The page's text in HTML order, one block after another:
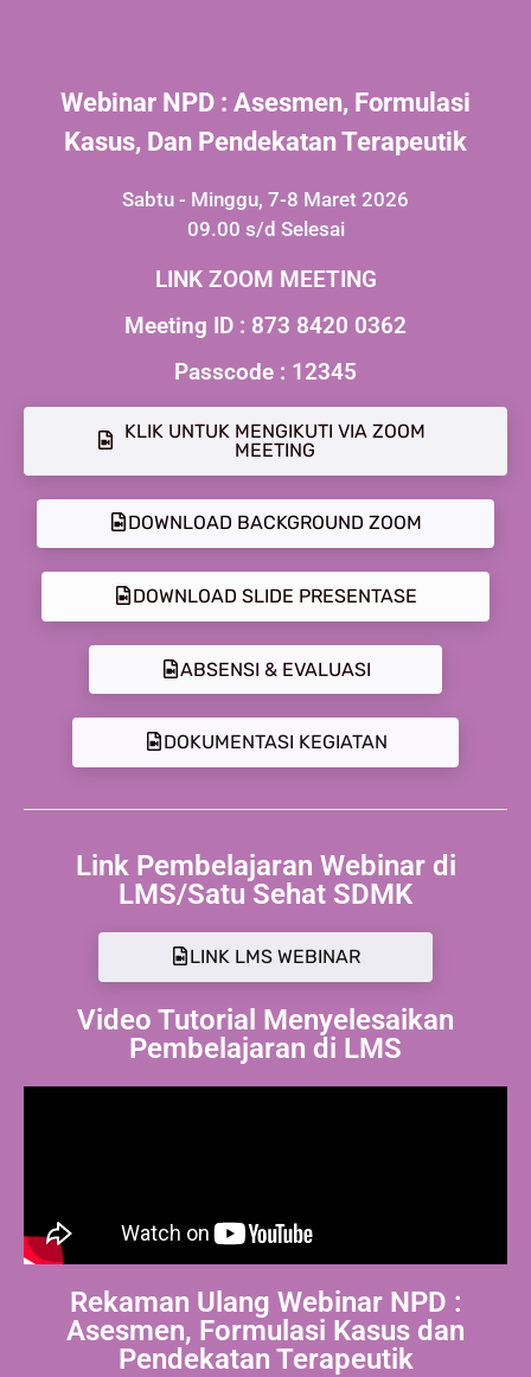
Webinar NPD : Asesmen, Formulasi
Kasus, Dan Pendekatan Terapeutik
Sabtu - Minggu, 7-8 Maret 2026
09.00 s/d Selesai
LINK ZOOM MEETING
Meeting ID : 873 8420 0362
Passcode : 12345
KLIK UNTUK MENGIKUTI VIA ZOOM
MEETING
DOWNLOAD BACKGROUND ZOOM
DOWNLOAD SLIDE PRESENTASE
ABSENSI & EVALUASI
DOKUMENTASI KEGIATAN
Link Pembelajaran Webinar di
LMS/Satu Sehat SDMK
LINK LMS WEBINAR
Video Tutorial Menyelesaikan
Pembelajaran di LMS
Rekaman Ulang Webinar NPD :
Asesmen, Formulasi Kasus dan
Pendekatan Terapeutik